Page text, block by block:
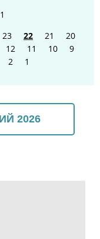
23 22 21
20
12 11 10
9
2 1
2026